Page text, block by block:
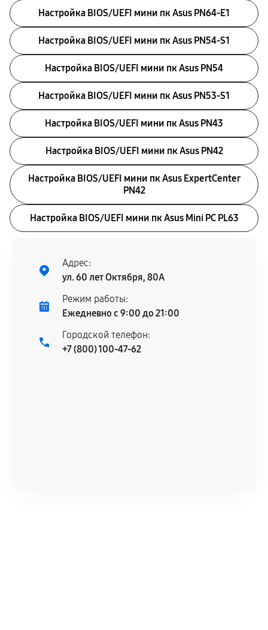
Настройка BIOS/UEFI мини пк Asus PN64-E1
Настройка BIOS/UEFI мини пк Asus PN54-S1
Настройка BIOS/UEFI мини пк Asus PN54
Настройка BIOS/UEFI мини пк Asus PN53-S1
Настройка BIOS/UEFI мини пк Asus PN43
Настройка BIOS/UEFI мини пк Asus PN42
Настройка BIOS/UEFI мини пк Asus ExpertCenter
PN42
Настройка BIOS/UEFI мини пк Asus Mini PC PL63
Адрес:
ул. 60 лет Октября, 80А
Режим работы:
Ежедневно с 9:00 до 21:00
Городской телефон:
+7 (800) 100-47-62